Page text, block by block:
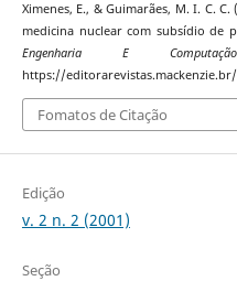
Ximenes, E., & Guimarães, M. I. C.
medicina nuclear com subsídio de
Engenharia E Computação
https://
Fomatos de Citação
Edição
v. 2 n. 2 (2001)
Seção